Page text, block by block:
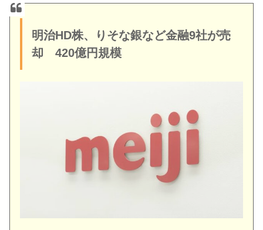
明治HD株、りそな銀など金融9社が売
却 420億円規模